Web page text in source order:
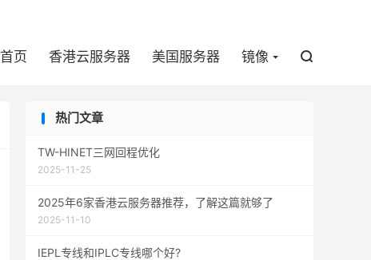
首页 香港云服务器 美国服务器 镜像 
热门文章
TW-HINET三网回程优化
2025-11-25
2025年6家香港云服务器推荐，了解这篇就够了
2025-11-10
IEPL专线和IPLC专线哪个好?